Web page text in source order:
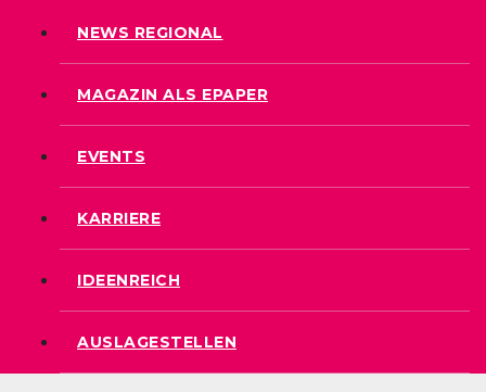
NEWS REGIONAL
MAGAZIN ALS EPAPER
EVENTS
KARRIERE
IDEENREICH
AUSLAGESTELLEN